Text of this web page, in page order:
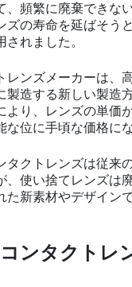
、頻繁に廃棄できな
ズの寿命を延ばそう
れました。
レンズメーカーは、
製造する新しい製造
より、レンズの単価
位に手頃な価格に
タクトレンズは従来
、使い捨てレンズは
た新素材やデザイン
ンタクトレ